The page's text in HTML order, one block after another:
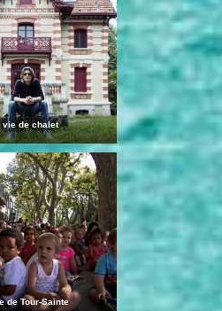
vie de chalet
de Tour-Sainte